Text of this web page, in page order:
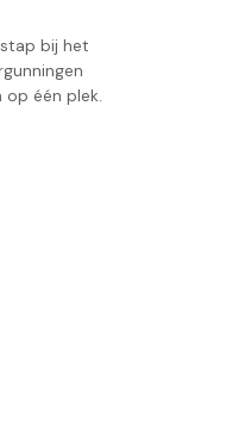
bij het
op één plek.